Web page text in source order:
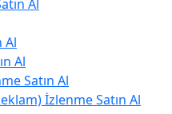
Al
Al
Al
Satın Al
İzlenme Satın Al